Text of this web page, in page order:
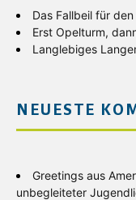
Das Fallbeil für
Erst Opelturm,
Langlebiges
NEUESTE
Greetings aus
unbegleiteter